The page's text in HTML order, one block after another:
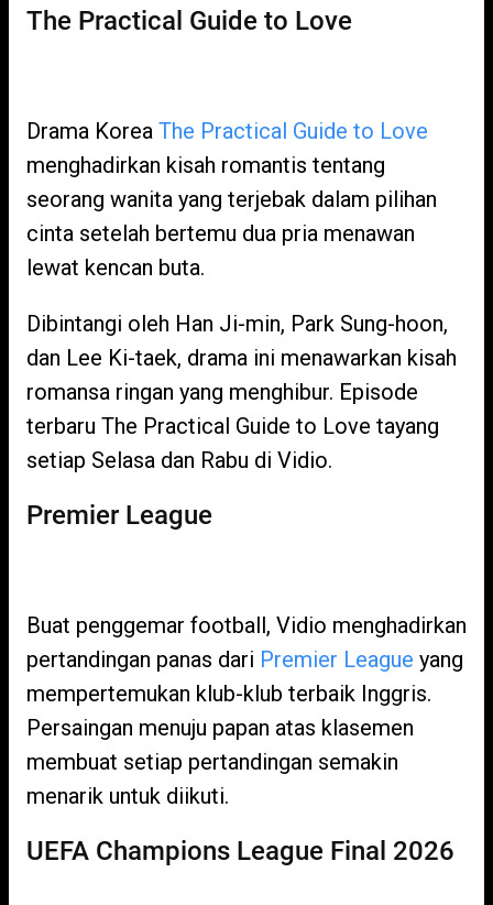
The Practical Guide to Love
Drama Korea The Practical Guide to Love
menghadirkan kisah romantis tentang
seorang wanita yang terjebak dalam pilihan
cinta setelah bertemu dua pria menawan
lewat kencan buta.
Dibintangi oleh Han Ji-min, Park Sung-hoon,
dan Lee Ki-taek, drama ini menawarkan kisah
romansa ringan yang menghibur. Episode
terbaru The Practical Guide to Love tayang
setiap Selasa dan Rabu di Vidio.
Premier League
Buat penggemar football, Vidio menghadirkan
pertandingan panas dari Premier League yang
mempertemukan klub-klub terbaik Inggris.
Persaingan menuju papan atas klasemen
membuat setiap pertandingan semakin
menarik untuk diikuti.
UEFA Champions League Final 2026